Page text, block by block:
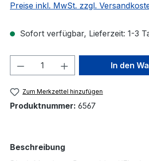
Preise inkl. MwSt. zzgl.
Sofort verfügbar, Lieferzeit: 1-3
Produkt Anzahl: GibIn den
Zum Merkzettel hinzufügen
Produktnummer: 6567
Beschreibung